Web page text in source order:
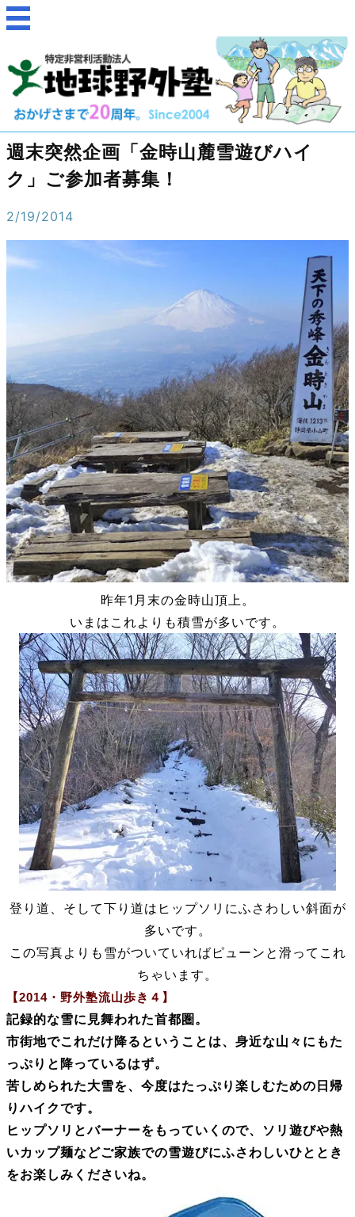
週末突然企画「金時山麓雪遊びハイ
ク」ご参加者募集！
2/19/2014
昨年1月末の金時山頂上。
いまはこれよりも積雪が多いです。
登り道、そして下り道はヒップソリにふさわしい斜面が
多いです。
この写真よりも雪がついていればピューンと滑ってこれ
ちゃいます。
【2014・野外塾流山歩き４】
記録的な雪に見舞われた首都圏。
市街地でこれだけ降るということは、身近な山々にもた
っぷりと降っているはず。
苦しめられた大雪を、今度はたっぷり楽しむための日帰
りハイクです。
ヒップソリとバーナーをもっていくので、ソリ遊びや熱
いカップ麺などご家族での雪遊びにふさわしいひととき
をお楽しみくださいね。